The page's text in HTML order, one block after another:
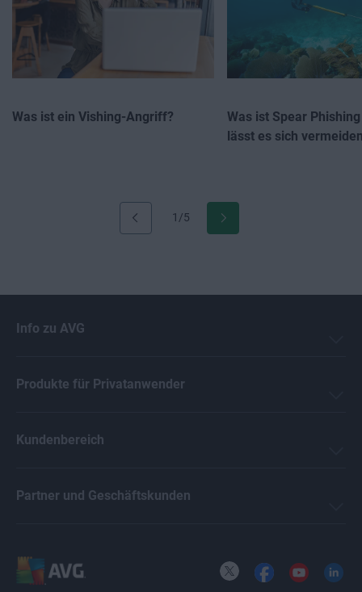
1/5
Was ist ein Vishing-Angriff?
Was ist Spear
lässt es sich
Info zu AVG
Produkte für Privatanwender
Kundenbereich
Partner und Geschäftskunden